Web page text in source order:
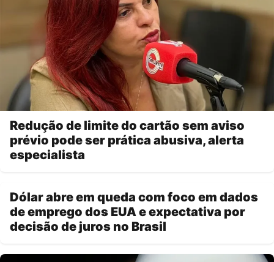
Redução de limite do cartão sem aviso
prévio pode ser prática abusiva, alerta
especialista
Dólar abre em queda com foco em dados
de emprego dos EUA e expectativa por
decisão de juros no Brasil